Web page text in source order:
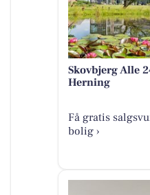
Skovbjerg Alle
Herning
Få gratis
bolig ›